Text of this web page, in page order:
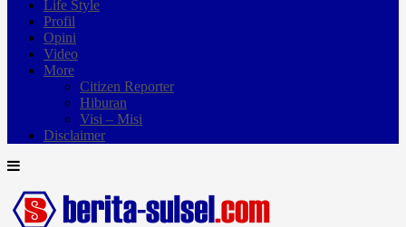
Life Style
Profil
Opini
Video
More
Citizen Reporter
Hiburan
Visi – Misi
Disclaimer